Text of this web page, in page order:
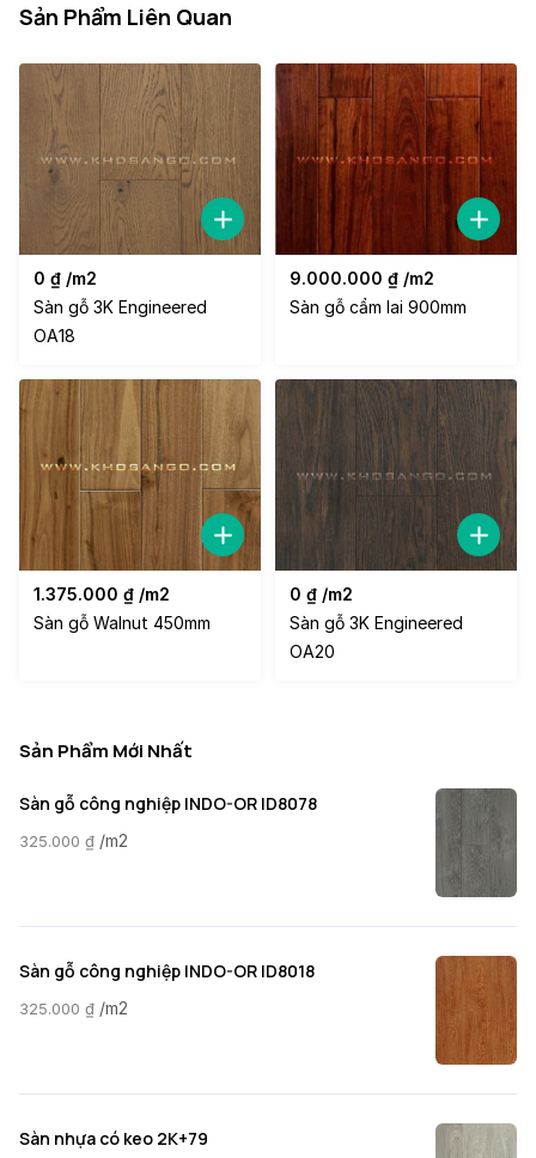
Sản Phẩm Liên Quan
0 ₫ /m2
Sàn gỗ 3K Engineered
OA18
9.000.000 ₫ /m2
Sàn gỗ cẩm lai 900mm
1.375.000 ₫ /m2
Sàn gỗ Walnut 450mm
0 ₫ /m2
Sàn gỗ 3K Engineered
OA20
Sản Phẩm Mới Nhất
Sàn gỗ công nghiệp INDO-OR ID8078
325.000 ₫ /m2
Sàn gỗ công nghiệp INDO-OR ID8018
325.000 ₫ /m2
Sàn nhựa có keo 2K+79